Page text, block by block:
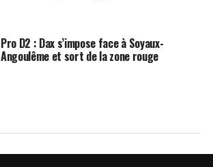
Pro D2 : Dax s’impose face à Soyaux-
Angoulême et sort de la zone rouge